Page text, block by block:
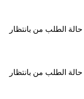
حالة الطلب من بانتظار
حالة الطلب من بانتظار